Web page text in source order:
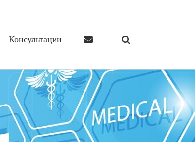
Консультации